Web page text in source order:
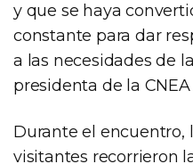
y que se haya
constante para dar
a las necesidades de
presidenta de la
Durante el encuentro,
visitantes recorrieron